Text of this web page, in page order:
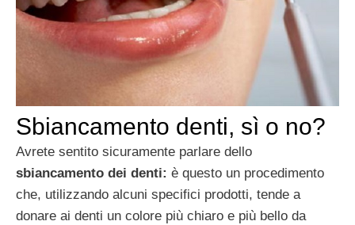
Sbiancamento denti, sì o no?
Avrete sentito sicuramente parlare dello
sbiancamento dei denti: è questo un procedimento
che, utilizzando alcuni specifici prodotti, tende a
donare ai denti un colore più chiaro e più bello da